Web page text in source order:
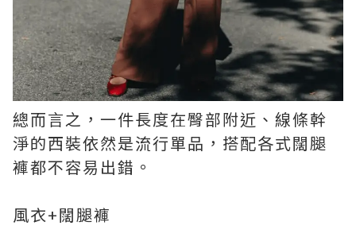
總而言之，一件長度在臀部附近、線條幹
淨的西裝依然是流行單品，搭配各式闊腿
褲都不容易出錯。
風衣+闊腿褲